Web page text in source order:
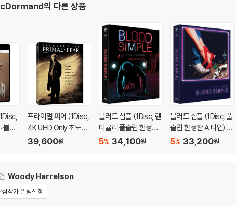
의 다른 상품
블루
프라이멀 피어 (1Disc,
4K UHD Only 초도한
정 슬립케이스) : 블루
39,600원
블러드 심플 (1Disc, 렌
티큘러 풀슬립 한정판
B 타입) : 블루레이
34,100원
5%
블러드 심플 (1Disc, 풀
슬립 한정판 A 타입) :
블루레이33,200원
5%
Woody Harrelson
심작가 알림신청